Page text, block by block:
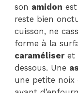
son amidon
reste bien
cuisson, ne
forme à la
caraméliseret
dessous. Une
une petite noix